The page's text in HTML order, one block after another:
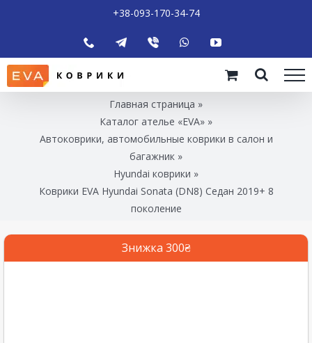
+38-093-170-34-74
Главная страница »
Каталог ателье «EVA» »
Автоковрики, автомобильные коврики в салон и
багажник »
Hyundai коврики »
Коврики EVA Hyundai Sonata (DN8) Седан 2019+ 8
поколение
Знижка 300₴